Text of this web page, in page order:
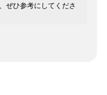
ぜひ参考にしてくださ